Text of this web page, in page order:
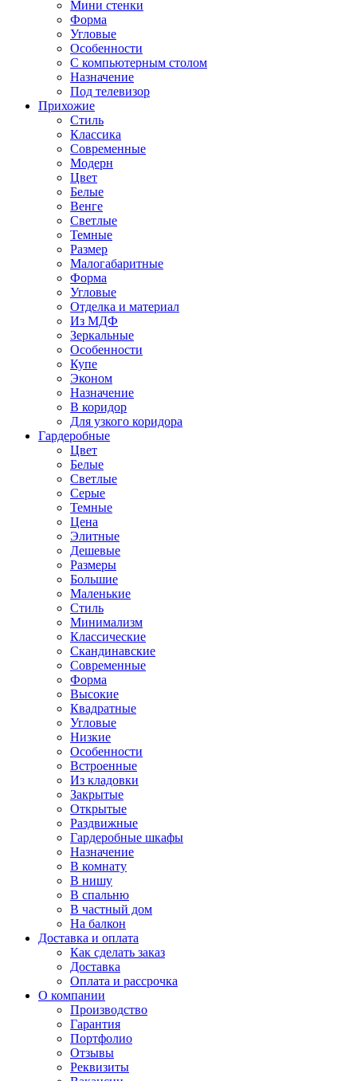
Мини стенки
Форма
Угловые
Особенности
С компьютерным столом
Назначение
Под телевизор
Прихожие
Стиль
Классика
Современные
Модерн
Цвет
Белые
Венге
Светлые
Темные
Размер
Малогабаритные
Форма
Угловые
Отделка и материал
Из МДФ
Зеркальные
Особенности
Купе
Эконом
Назначение
В коридор
Для узкого коридора
Гардеробные
Цвет
Белые
Светлые
Серые
Темные
Цена
Элитные
Дешевые
Размеры
Большие
Маленькие
Стиль
Минимализм
Классические
Скандинавские
Современные
Форма
Высокие
Квадратные
Угловые
Низкие
Особенности
Встроенные
Из кладовки
Закрытые
Открытые
Раздвижные
Гардеробные шкафы
Назначение
В комнату
В нишу
В спальню
В частный дом
На балкон
Доставка и оплата
Как сделать заказ
Доставка
Оплата и рассрочка
О компании
Производство
Гарантия
Портфолио
Отзывы
Реквизиты